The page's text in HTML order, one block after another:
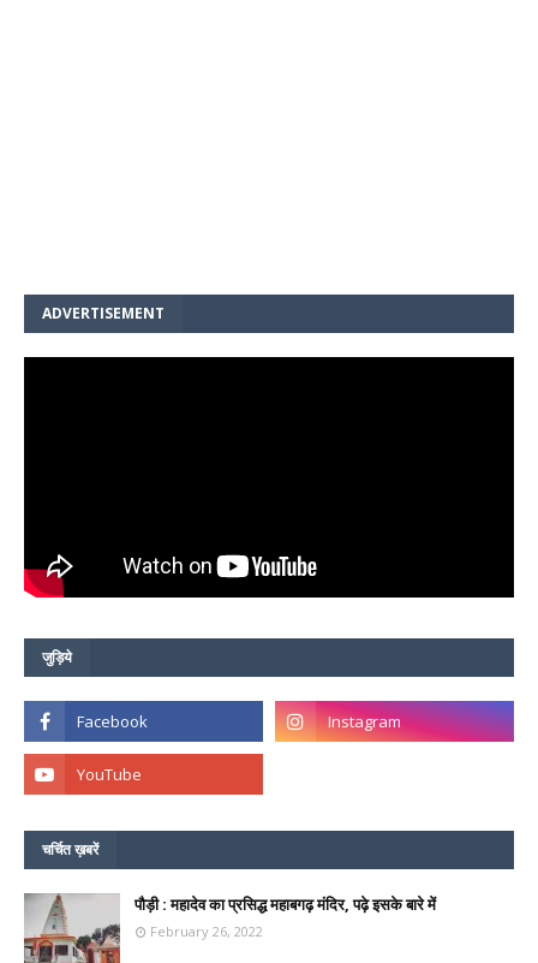
ADVERTISEMENT
जुड़िये
चर्चित ख़बरें
पौड़ी : महादेव का प्रसिद्ध महाबगढ़ मंदिर, पढ़े इसके बारे में
February 26, 2022